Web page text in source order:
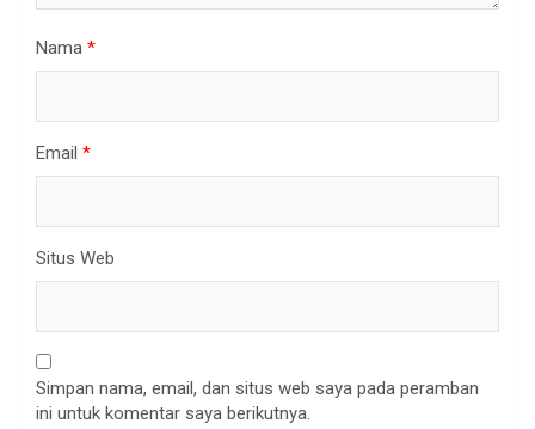
Nama *
Email *
Situs Web
Simpan nama, email, dan situs web saya pada peramban
ini untuk komentar saya berikutnya.